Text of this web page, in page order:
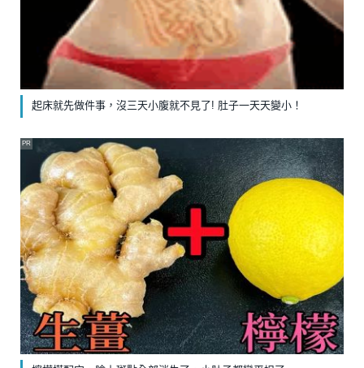
起床就先做件事，沒三天小腹就不見了! 肚子一天天變小！
PR